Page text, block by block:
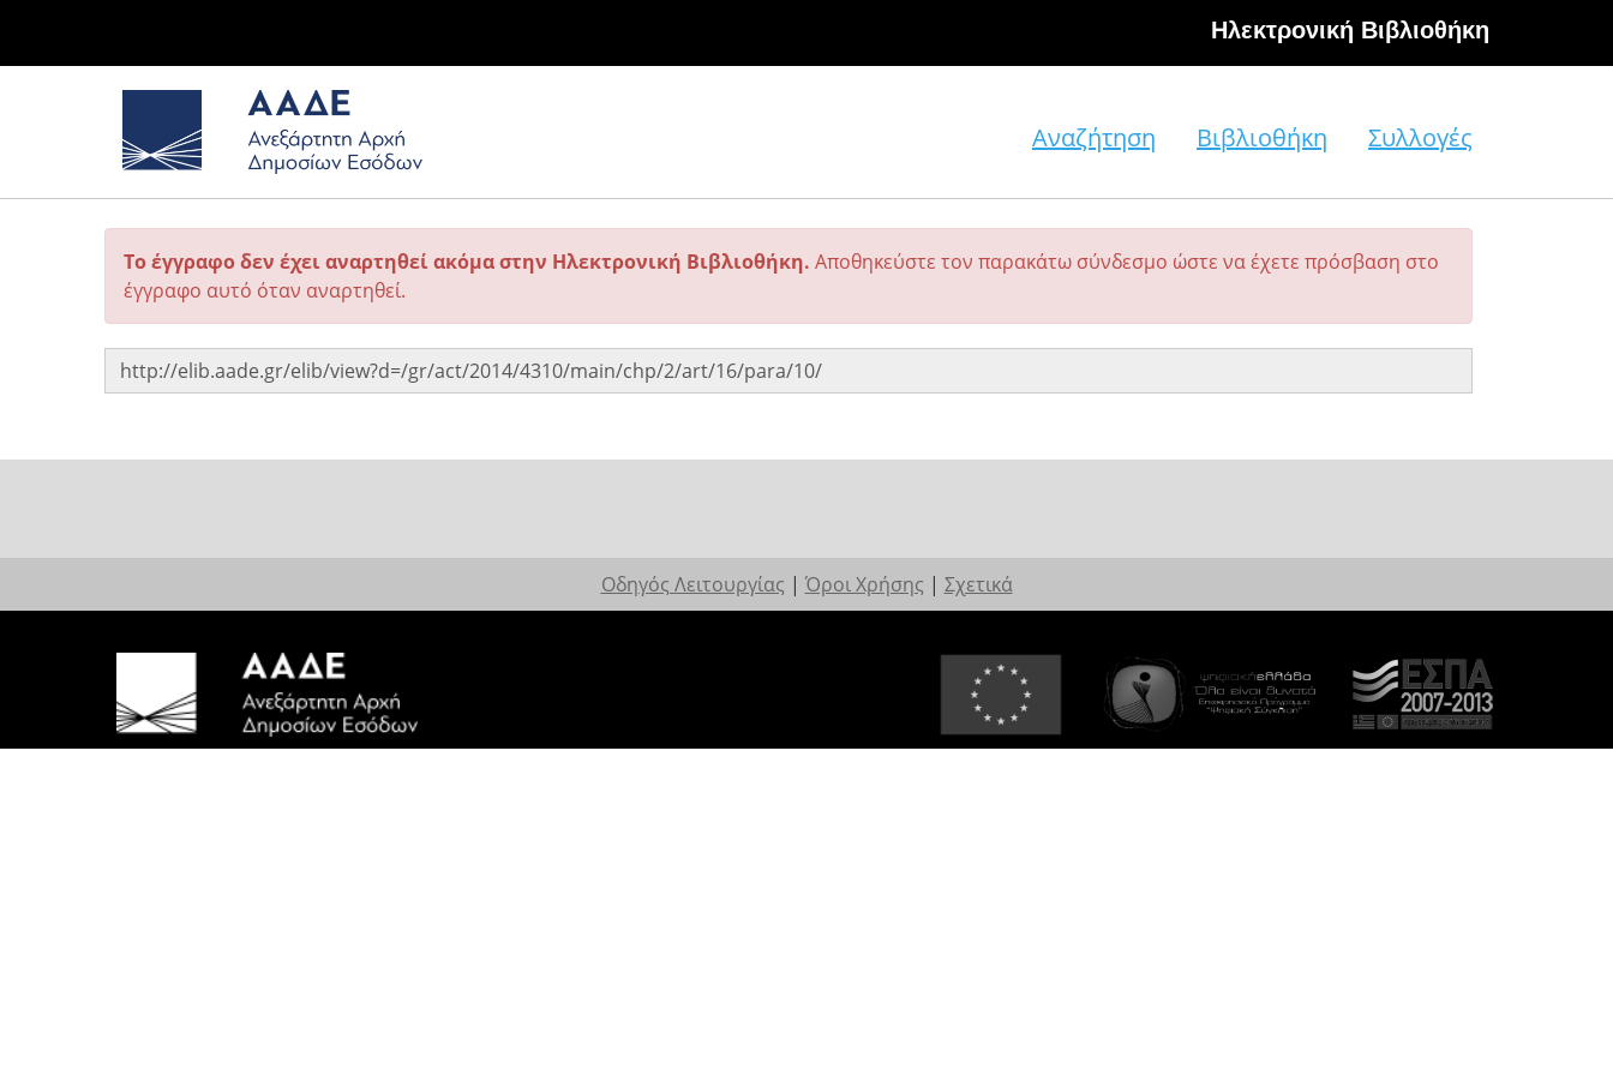
Hλεκτρονική Βιβλιοθήκη
Αναζήτηση Βιβλιοθήκη Συλλογές
Το έγγραφο δεν έχει αναρτηθεί ακόμα στην Ηλεκτρονική Βιβλιοθήκη. Αποθηκεύστε τον παρακάτω σύνδεσμο ώστε να έχετε πρόσβαση στο
έγγραφο αυτό όταν αναρτηθεί.
Οδηγός Λειτουργίας | Όροι Χρήσης | Σχετικά